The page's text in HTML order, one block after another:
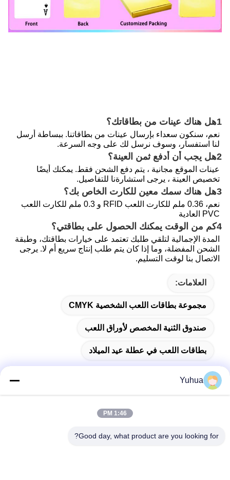
1هل هناك عينات من بطاقاتك؟
لنا استفسار، وسوف نرسل لك على وجه السرعة.
2هل يجب أن أدفع ثمن العينة؟
تخصيص العينة ، يرجى استشارةنا للتفاصيل.
3هل هناك سمك معين للكارت الخاص بك؟
PVC العادية
4كم من الوقت يمكنك الحصول على بطاقتي؟
الاتصال بنا لوقت التسليم.
العلامات:
مجموعة بطاقات اللعب الشخصية CMYK
صندوق الثنية المخصص لأوراق اللعب
بطاقات اللعب في عطلة عيد الميلاد
العنوان
Yuhua
1:46 PM
Good day, what product are you looking for?